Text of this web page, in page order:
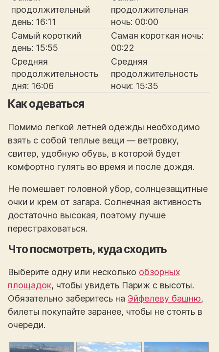
продолжительный
день: 16:11
продолжительная
ночь: 00:00
Самый короткий
день: 15:55
Самая короткая ночь:
00:22
Средняя
продолжительность
дня: 16:06
Средняя
продолжительность
ночи: 15:35
Как одеваться
Помимо легкой летней одежды необходимо
взять с собой теплые вещи — ветровку,
свитер, удобную обувь, в которой будет
комфортно гулять во время и после дождя.
Не помешает головной убор, солнцезащитные
очки и крем от загара. Солнечная активность
достаточно высокая, поэтому лучше
перестраховаться.
Что посмотреть, куда сходить
Выберите одну или несколько обзорных
площадок, чтобы увидеть Париж с высоты.
Обязательно заберитесь на Эйфелеву башню,
билеты покупайте заранее, чтобы не стоять в
очереди.